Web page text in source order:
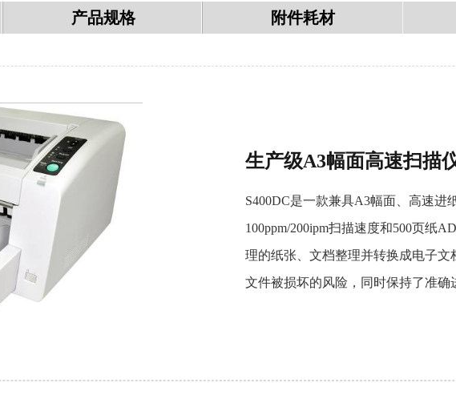
产品规格 附件耗材
生产级A3幅面高速扫描
S400DC是一款兼具A3幅面、高速
100ppm/200ipm扫描速度和500页纸
理的纸张、文档整理并转换成电子
文件被损坏的风险，同时保持了准确